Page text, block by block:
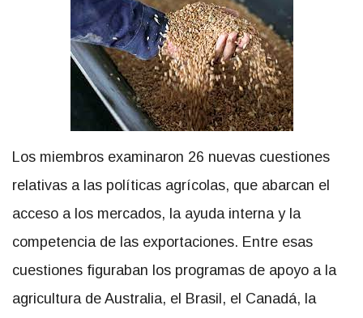
Los miembros examinaron 26 nuevas cuestiones
relativas a las políticas agrícolas, que abarcan el
acceso a los mercados, la ayuda interna y la
competencia de las exportaciones. Entre esas
cuestiones figuraban los programas de apoyo a la
agricultura de Australia, el Brasil, el Canadá, la